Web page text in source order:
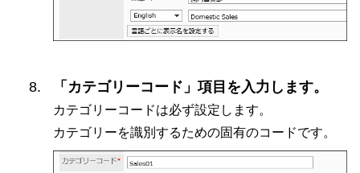
「カテゴリーコード」項目を入力します。
カテゴリーコードは必ず設定します。
カテゴリーを識別するための固有のコードです。